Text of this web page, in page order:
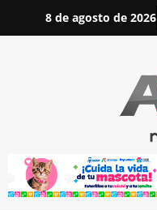
8 de agosto de 2026